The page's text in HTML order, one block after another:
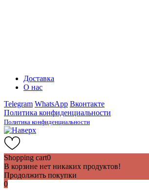
Доставка
О нас
Telegram WhatsApp Вконтакте
Политика конфиденциальности
Политика конфиденциальности
Shopping cart0
В корзине нет никаких продуктов!
Продолжить покупки
0